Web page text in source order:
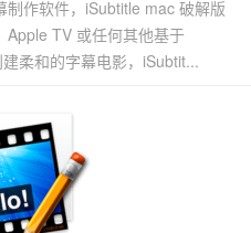
作软件，iSubtitle mac 破解版
Apple TV 或任何其他基于
柔和的字幕电影，iSubtit...